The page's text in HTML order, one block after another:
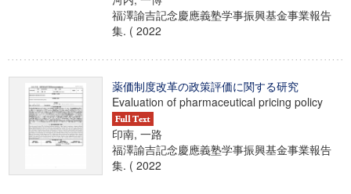
福澤諭吉記念慶應義塾学事振興基金事業報告
集. ( 2022
薬価制度改革の政策評価に関する研究
Evaluation of pharmaceutical pricing policy
印南, 一路
福澤諭吉記念慶應義塾学事振興基金事業報告
集. ( 2022